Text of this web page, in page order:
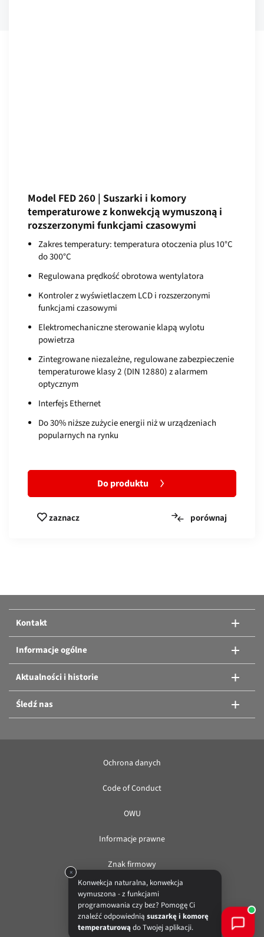
Model FED 260 | Suszarki i komory
temperaturowe z konwekcją wymuszoną i
rozszerzonymi funkcjami czasowymi
Zakres temperatury: temperatura otoczenia plus 10°C
do 300°C
Regulowana prędkość obrotowa wentylatora
Kontroler z wyświetlaczem LCD i rozszerzonymi
funkcjami czasowymi
Elektromechaniczne sterowanie klapą wylotu
powietrza
Zintegrowane niezależne, regulowane zabezpieczenie
temperaturowe klasy 2 (DIN 12880) z alarmem
optycznym
Interfejs Ethernet
Do 30% niższe zużycie energii niż w urządzeniach
popularnych na rynku
Do produktu
zaznacz porównaj
Porównaj produkty:
Albo dodanie kolejnych produktów.
Kontakt
Informacje ogólne
Aktualności i historie
Śledź nas
© BINDER GmbH 2026
Ochrona danych
Code of Conduct
OWU
Informacje prawne
Znak firmowy
PL
Konwekcja naturalna, konwekcja
wymuszona - z funkcjami
programowania czy bez? Pomogę Ci
znaleźć odpowiednią suszarkę i komorę
temperaturową do Twojej aplikacji.
×